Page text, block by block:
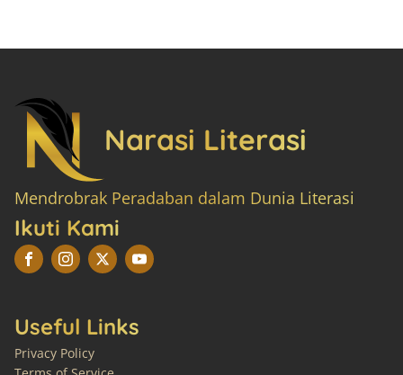
Narasi Literasi
Mendrobrak Peradaban dalam Dunia Literasi
Ikuti Kami
Useful Links
Privacy Policy